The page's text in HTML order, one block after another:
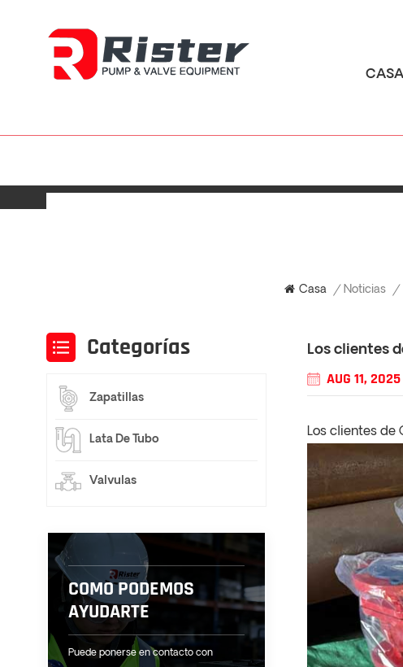
CASA
Casa / Noticias /
Los clientes
AUG 11, 2025
Los clientes de
Categorías
Zapatillas
Lata De Tubo
Valvulas
COMO PODEMOS
AYUDARTE
Puede ponerse en contacto con